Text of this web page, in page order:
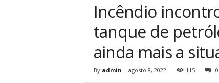
Incêndio
tanque de
ainda mais a
By admin - agosto 8, 2022 115 0